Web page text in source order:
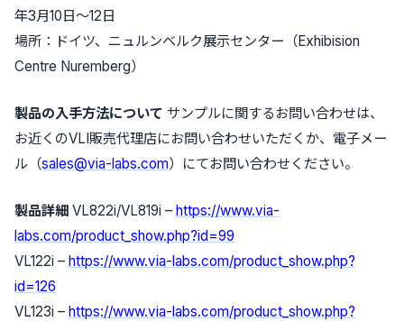
年3月10日～12日
場所：ドイツ、ニュルンベルク展示センター（Exhibision
Centre Nuremberg）
製品の入手方法について サンプルに関するお問い合わせは、
お近くのVLI販売代理店にお問い合わせいただくか、電子メー
ル（sales@via-labs.com）にてお問い合わせください。
製品詳細 VL822i/VL819i – https://www.via-
labs.com/product_show.php?id=99
VL122i – https://www.via-labs.com/product_show.php?
id=126
VL123i – https://www.via-labs.com/product_show.php?